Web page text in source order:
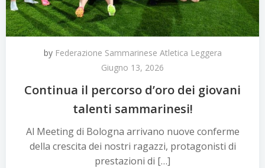
by Federazione Sammarinese Atletica Leggera
Giugno 13, 2026
Continua il percorso d’oro dei giovani
talenti sammarinesi!
Al Meeting di Bologna arrivano nuove conferme
della crescita dei nostri ragazzi, protagonisti di
prestazioni di […]